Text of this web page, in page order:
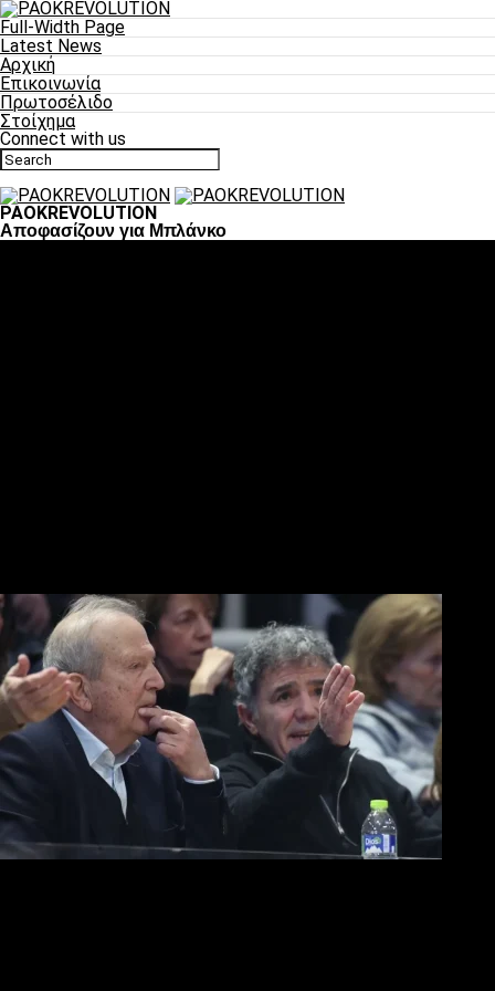
Full-Width Page
Latest News
Αρχική
Επικοινωνία
Πρωτοσέλιδο
Στοίχημα
Connect with us
PAOKREVOLUTION
Αποφασίζουν για Μπλάνκο